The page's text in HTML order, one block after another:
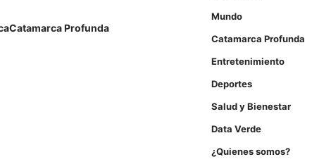
Catamarca Profunda
Mundo
Catamarca Profunda
Entretenimiento
Deportes
Salud y Bienestar
Data Verde
¿Quienes somos?